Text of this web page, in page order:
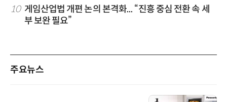
10 게임산업법 개편 논의 본격화... “진흥 중심 전환 속 세
부 보완 필요”
주요뉴스